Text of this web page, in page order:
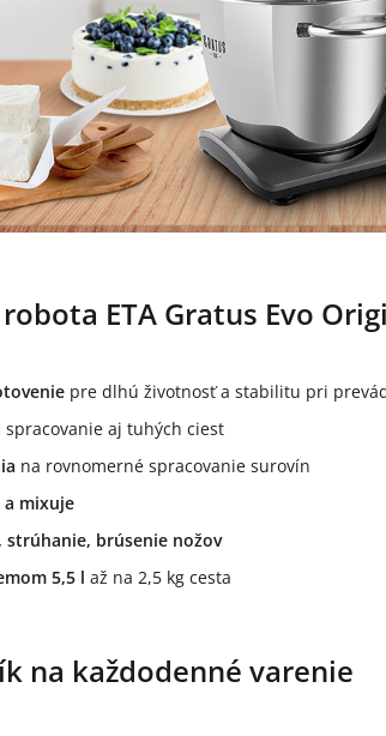
ETA Gratus Evo
pre dlhú životnosť a stabilitu pri
spracovanie aj tuhých ciest
na rovnomerné spracovanie surovín
a mixuje
strúhanie, brúsenie nožov
5,5 l až na 2,5 kg cesta
na každodenné varenie